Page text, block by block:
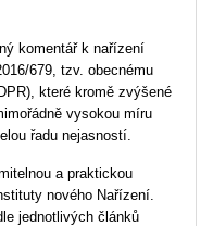
komentář k nařízení
679, tzv. obecnému
které kromě zvýšené
vysokou míru
řadu nejasností.
a praktickou
nového Nařízení.
jednotlivých článků